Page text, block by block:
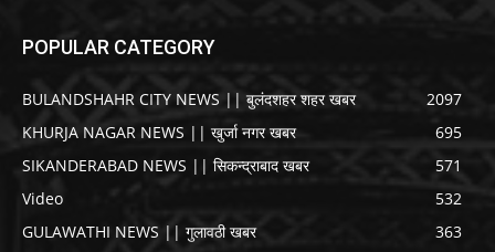
POPULAR CATEGORY
BULANDSHAHR CITY NEWS || बुलंदशहर शहर खबर
2097
KHURJA NAGAR NEWS || खुर्जा नगर खबर
695
SIKANDERABAD NEWS || सिकन्द्राबाद खबर
571
Video
532
GULAWATHI NEWS || गुलावठी खबर
363